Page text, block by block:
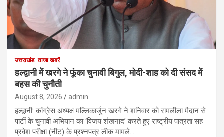
उत्तराखंड ताजा खबरें
हल्द्वानी में खरगे ने फूंका चुनावी बिगुल, मोदी-शाह को दी संसद में
बहस की चुनौती
August 8, 2026 admin
हल्द्वानी: कांग्रेस अध्यक्ष मल्लिकार्जुन खरगे ने शनिवार को रामलीला मैदान से
पार्टी के चुनावी अभियान का ‘विजय शंखनाद’ करते हुए राष्ट्रीय पात्रता सह
प्रवेश परीक्षा (नीट) के प्रश्नपत्र लीक मामले…